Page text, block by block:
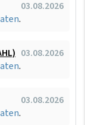
03.08.2026
.
03.08.2026
.
03.08.2026
.